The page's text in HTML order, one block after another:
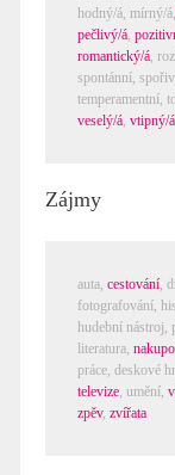
hodný/á, mírný/á,
pečlivý/á,
romantický/á,
spontánní,
temperamentní,
veselý/á, vtipný/á
Zájmy
auta, cestování,
fotografování,
hudební nástroj,
literatura,
práce, deskové
televize, umění,
zpěv, zvířata